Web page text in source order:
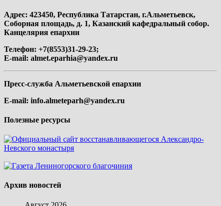
Адрес: 423450, Республика Татарстан, г.Альметьевск,
Соборная площадь, д. 1, Казанский кафедральный собор.
Канцелярия епархии
Телефон: +7(8553)31-29-23;
E-mail: almet.eparhia@yandex.ru
Пресс-служба Альметьевской епархии
E-mail: info.almeteparh@yandex.ru
Полезные ресурсы
Архив новостей